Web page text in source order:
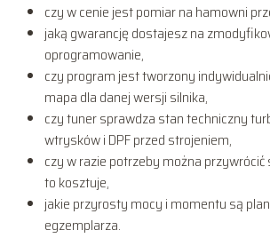
czy w cenie jest pomiar na hamowni
jaką gwarancję dostajesz na
oprogramowanie,
czy program jest tworzony
mapa dla danej wersji silnika,
czy tuner sprawdza stan techniczny
wtrysków i DPF przed strojeniem,
czy w razie potrzeby można
to kosztuje,
jakie przyrosty mocy i momentu są
egzemplarza.